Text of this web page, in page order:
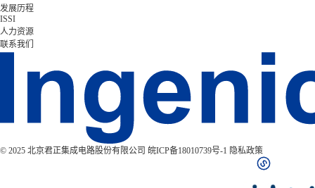
发展历程
ISSI
人力资源
联系我们
© 2025 北京君正集成电路股份有限公司 皖ICP备18010739号-1 隐私政策